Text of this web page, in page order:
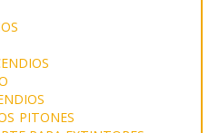
PITONES